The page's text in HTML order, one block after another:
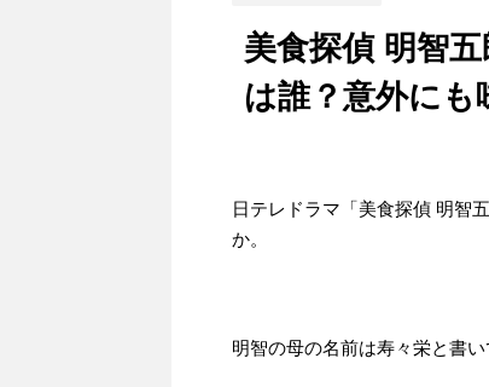
美食探偵 明智
は誰？意外にも
日テレドラマ「美食探偵 明智
か。
明智の母の名前は寿々栄と書